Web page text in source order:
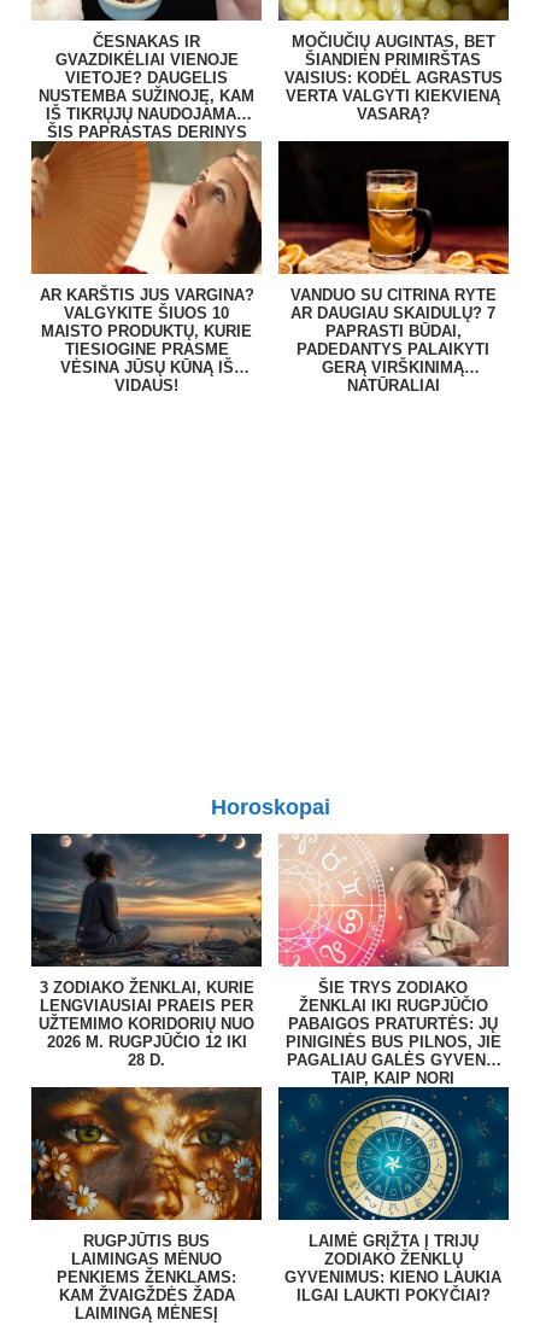
ČESNAKAS IR
GVAZDIKĖLIAI VIENOJE
VIETOJE? DAUGELIS
NUSTEMBA SUŽINOJĘ, KAM
IŠ TIKRŲJŲ NAUDOJAMAS
ŠIS PAPRASTAS DERINYS
MOČIUČIŲ AUGINTAS, BET
ŠIANDIEN PRIMIRŠTAS
VAISIUS: KODĖL AGRASTUS
VERTA VALGYTI KIEKVIENĄ
VASARĄ?
AR KARŠTIS JUS VARGINA?
VALGYKITE ŠIUOS 10
MAISTO PRODUKTŲ, KURIE
TIESIOGINE PRASME
VĖSINA JŪSŲ KŪNĄ IŠ
VIDAUS!
VANDUO SU CITRINA RYTE
AR DAUGIAU SKAIDULŲ? 7
PAPRASTI BŪDAI,
PADEDANTYS PALAIKYTI
GERĄ VIRŠKINIMĄ
NATŪRALIAI
Horoskopai
3 ZODIAKO ŽENKLAI, KURIE
LENGVIAUSIAI PRAEIS PER
UŽTEMIMO KORIDORIŲ NUO
2026 M. RUGPJŪČIO 12 IKI
28 D.
ŠIE TRYS ZODIAKO
ŽENKLAI IKI RUGPJŪČIO
PABAIGOS PRATURTĖS: JŲ
PINIGINĖS BUS PILNOS, JIE
PAGALIAU GALĖS GYVENTI
TAIP, KAIP NORI
RUGPJŪTIS BUS
LAIMINGAS MĖNUO
PENKIEMS ŽENKLAMS:
KAM ŽVAIGŽDĖS ŽADA
LAIMINGĄ MĖNESĮ
LAIMĖ GRĮŽTA Į TRIJŲ
ZODIAKO ŽENKLŲ
GYVENIMUS: KIENO LAUKIA
ILGAI LAUKTI POKYČIAI?